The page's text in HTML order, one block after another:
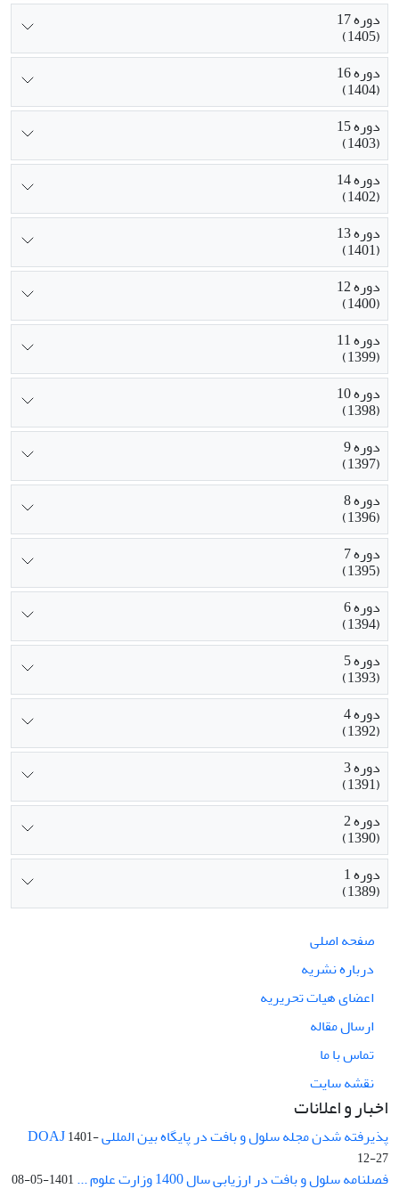
دوره 17
(1405)
دوره 16
(1404)
دوره 15
(1403)
دوره 14
(1402)
دوره 13
(1401)
دوره 12
(1400)
دوره 11
(1399)
دوره 10
(1398)
دوره 9
(1397)
دوره 8
(1396)
دوره 7
(1395)
دوره 6
(1394)
دوره 5
(1393)
دوره 4
(1392)
دوره 3
(1391)
دوره 2
(1390)
دوره 1
(1389)
صفحه اصلی
درباره نشریه
اعضای هیات تحریریه
ارسال مقاله
تماس با ما
نقشه سایت
اخبار و اعلانات
پذیرفته شدن مجله سلول و بافت در پایگاه بین المللی DOAJ1401-
12-27
فصلنامه سلول و بافت در ارزیابی سال 1400 وزارت علوم ... 1401-05-08